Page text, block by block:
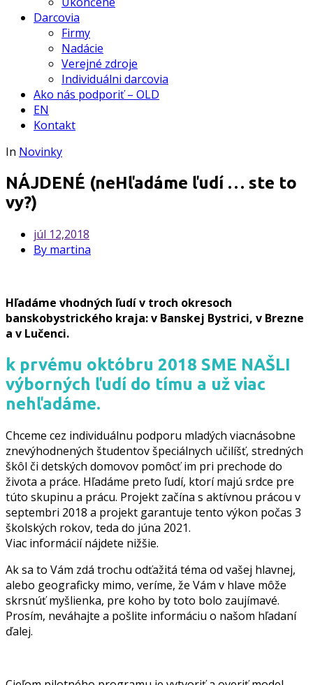
Darcovia
Firmy
Nadácie
Verejné zdroje
Individuálni darcovia
Ako nás podporiť – OLD
EN
Kontakt
In Novinky
NÁJDENÉ (neHľadáme ľudí … ste to
vy?)
júl 12,2018
By martina
Hľadáme vhodných ľudí v troch okresoch
banskobystrického kraja: v Banskej Bystrici, v Brezne
a v Lučenci.
k prvému októbru 2018 SME NAŠLI
výborných ľudí do tímu a už viac
nehľadáme.
Chceme cez individuálnu podporu mladých viacnásobne
znevýhodnených študentov špeciálnych učilíšť, stredných
škôl či detských domovov pomôcť im pri prechode do
života a práce. Hľadáme preto ľudí, ktorí majú srdce pre
túto skupinu a prácu. Projekt začína s aktívnou prácou v
septembri 2018 a projekt garantuje tento výkon počas 3
školských rokov, teda do júna 2021.
Viac informácií nájdete nižšie.
Ak sa to Vám zdá trochu odťažitá téma od vašej hlavnej,
alebo geograficky mimo, veríme, že Vám v hlave môže
skrsnúť myšlienka, pre koho by toto bolo zaujímavé.
Prosím, neváhajte a pošlite informáciu o našom hľadaní
ďalej.